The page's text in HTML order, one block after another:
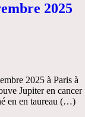
2025
2025 à Paris à
Jupiter en cancer
en en taureau (…)